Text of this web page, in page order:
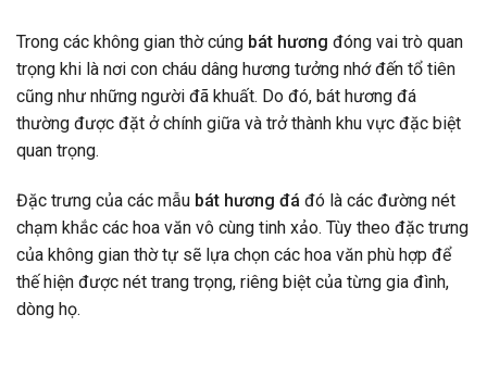
Trong các không gian thờ cúng bát hương đóng vai trò quan
trọng khi là nơi con cháu dâng hương tưởng nhớ đến tổ tiên
cũng như những người đã khuất. Do đó, bát hương đá
thường được đặt ở chính giữa và trở thành khu vực đặc biệt
quan trọng.
Đặc trưng của các mẫu bát hương đá đó là các đường nét
chạm khắc các hoa văn vô cùng tinh xảo. Tùy theo đặc trưng
của không gian thờ tự sẽ lựa chọn các hoa văn phù hợp để
thế hiện được nét trang trọng, riêng biệt của từng gia đình,
dòng họ.